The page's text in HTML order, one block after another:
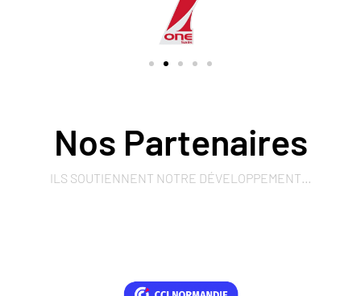
Nos Partenaires
ILS SOUTIENNENT NOTRE DÉVELOPPEMENT…